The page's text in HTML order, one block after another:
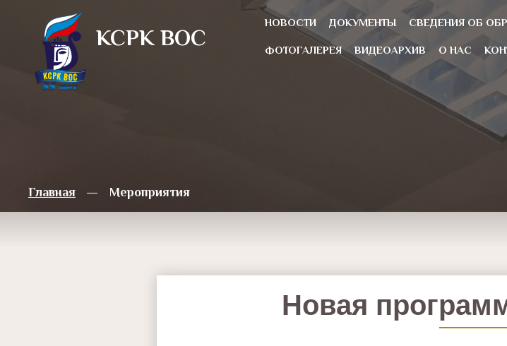
КСРК ВOC НОВОСТИ ДОКУМЕНТЫ
CВЕДЕНИЯ ОБ
ФОТОГАЛЕРЕЯ
ВИДЕОАРХИВ О НАС
Главная Мероприятия
Новая